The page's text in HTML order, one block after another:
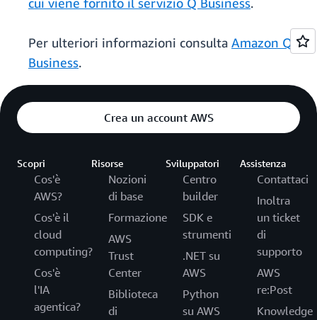
Per ulteriori informazioni consulta Amazon Q
Business.
Crea un account AWS
Scopri
Cos'è
AWS?
Cos'è il
cloud
computing?
Cos'è
l'IA
agentica?
Risorse
Nozioni
di base
Formazione
AWS
Trust
Center
Biblioteca
di
Sviluppatori
Centro
builder
SDK e
strumenti
.NET su
AWS
Python
su AWS
Assistenza
Contattaci
Inoltra
un ticket
di
supporto
AWS
re:Post
Knowledge